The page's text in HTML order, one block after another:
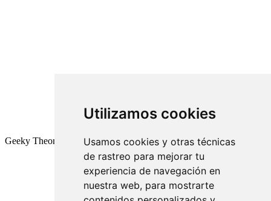
Utilizamos cookies
Usamos cookies y otras técnicas
de rastreo para mejorar tu
experiencia de navegación en
nuestra web, para mostrarte
Geeky Theory © 2026